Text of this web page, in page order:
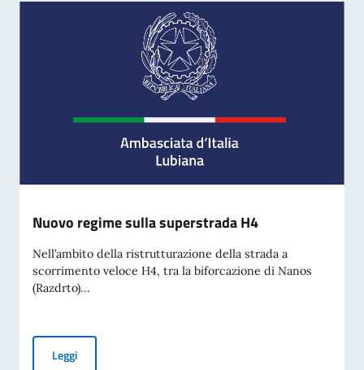
Nuovo regime sulla superstrada H4
Nell’ambito della ristrutturazione della strada a
scorrimento veloce H4, tra la biforcazione di Nanos
(Razdrto)...
LeggiNuovo regime sulla superstrada H4